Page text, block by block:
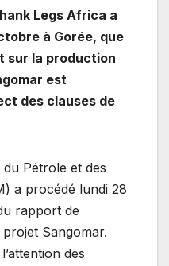
Legs Africa a
à Gorée, que
sur la production
est
des clauses de
du Pétrole et des
a procédé lundi 28
rapport de
Sangomar.
des